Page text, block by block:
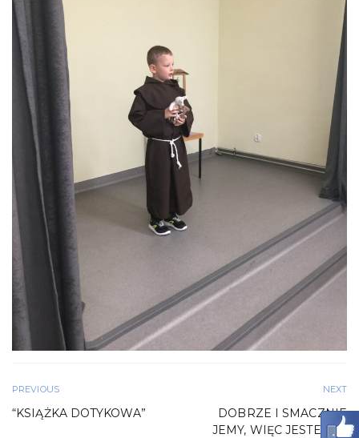
PREVIOUS
“KSIĄŻKA DOTYKOWA”
NEXT
DOBRZE I SMACZNIE
JEMY, WIĘC JESTEŚMY